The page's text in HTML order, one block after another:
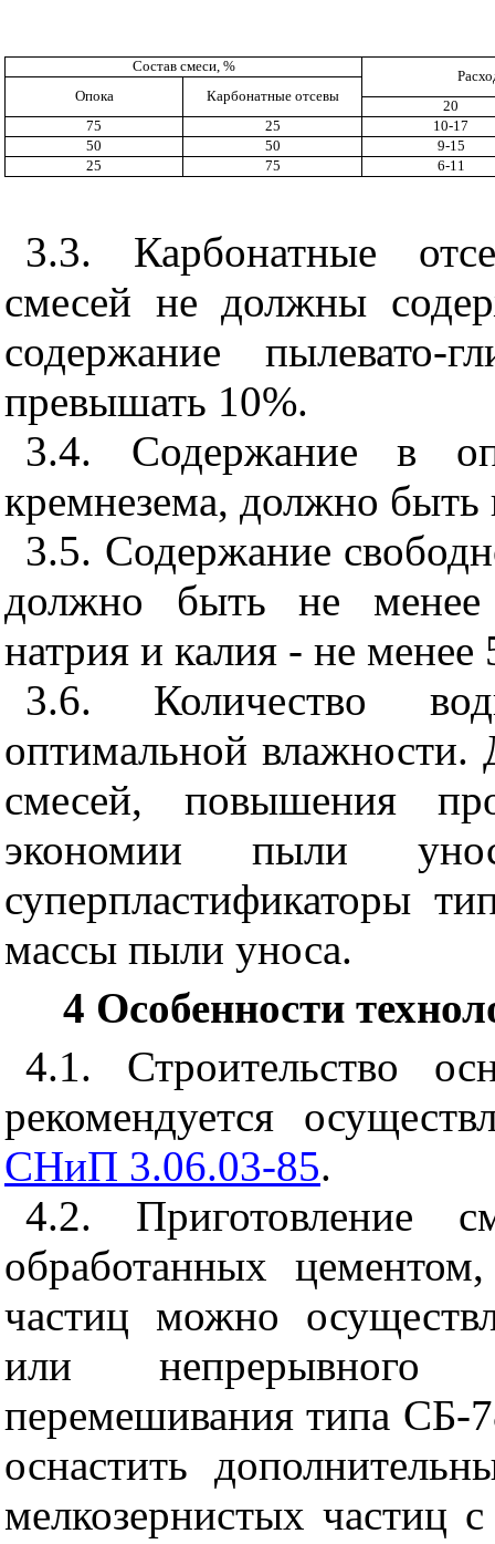
Состав смеси, %
Опока
Карбонатные отсевы
20
75
25
10-17
50
50
9-15
25
75 6-11
3.3. Карбонатные
смесей не должны
содержание
превышать 10%.
3.4. Содержание в
кремнезема, должно быть
3.5. Содержание
должно быть не менее
натрия и калия - не менее
3.6. Количество
оптимальной влажности.
смесей, повышения
экономии пыли
суперпластификаторы
массы пыли уноса.
4 Особенности
4.1. Строительство
рекомендуется
СНиП 3.06.03-85.
4.2. Приготовление
обработанных
частиц можно
или непрерывного
перемешивания типа СБ-
оснастить
мелкозернистых частиц